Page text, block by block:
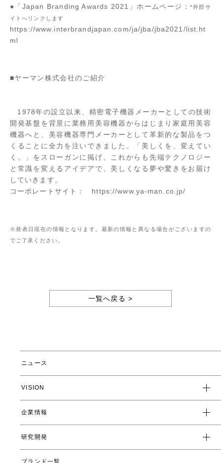
●「Japan Branding Awards 2021」ホームページ：*外部サ
イトへリンクします
https://www.interbrandjapan.com/ja/jba/jba2021/list.ht
ml
■ヤーマン株式会社のご紹介
1978年の設立以来、精密電子機器メーカーとしての技術
開発基盤を背景に業務用美容機器からはじまり家庭用美容
機器へと、美容機器専門メーカーとして革新的な製品をつ
くることに全力を注いできました。「美しくを、変えてい
く。」をスローガンに掲げ、これからも先端テクノロジー
と常識を変えるアイデアで、美しくなる夢や驚きをお届け
していきます。
コーポレートサイト： https://www.ya-man.co.jp/
※発表日現在の情報となります。最新の情報と異なる場合がございますの
でご了承ください。
一覧へ戻る >
ニュース
VISION
企業スローガン
クレド
企業情報
トップメッセージ
会社概要
研究開発
ブランド一覧